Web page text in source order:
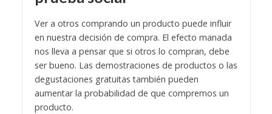
Ver a otros comprando un producto puede influir
en nuestra decisión de compra. El efecto manada
nos lleva a pensar que si otros lo compran, debe
ser bueno. Las demostraciones de productos o las
degustaciones gratuitas también pueden
aumentar la probabilidad de que compremos un
producto.